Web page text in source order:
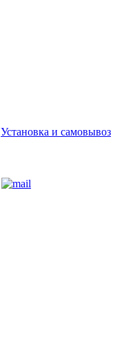
Установка и самовывоз